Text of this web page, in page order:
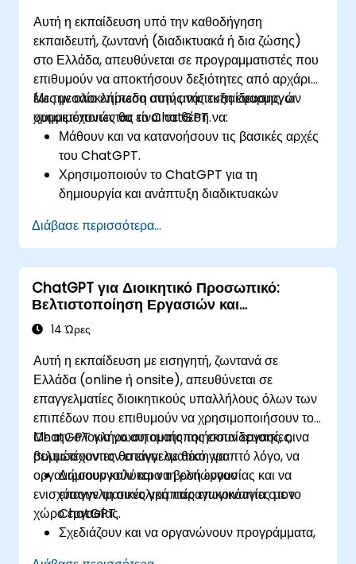
Αυτή η εκπαίδευση υπό την καθοδήγηση
εκπαιδευτή, ζωντανή (διαδικτυακά ή δια ζώσης)
στο Ελλάδα, απευθύνεται σε προγραμματιστές που
επιθυμούν να αποκτήσουν δεξιότητες από αρχάριο
έως μεσαίο επίπεδο στην ανάπτυξη εφαρμογών
χρησιμοποιώντας το ChatGPT.
Με την ολοκλήρωση αυτής της εκπαίδευσης, οι
συμμετέχοντες θα είναι σε θέση να:
Μάθουν και να κατανοήσουν τις βασικές αρχές
του ChatGPT.
Χρησιμοποιούν το ChatGPT για τη
δημιουργία και ανάπτυξη διαδικτυακών
Μάθουν τις βέλτιστες πρακτικές του ChatGPT
και τις πραγματικές εφαρμογές του.
Διάβασε περισσότερα...
ChatGPT για Διοικητικό Προσωπικό:
Βελτιστοποίηση Εργασιών και
Παραγωγικότητα
14 Ώρες
Αυτή η εκπαίδευση με εισηγητή, ζωντανά σε
Ελλάδα (online ή onsite), απευθύνεται σε
επαγγελματίες διοικητικούς υπαλλήλους όλων των
επιπέδων που επιθυμούν να χρησιμοποιήσουν το
ChatGPT για να αυτοματοποιήσουν εργασίες, να
βελτιώσουν τον επαγγελματικό γραπτό λόγο, να
οργανώσουν καλύτερα τη ροή εργασίας και να
ενισχύσουν τη συνολική παραγωγικότητα στον
χώρο εργασίας.
Με την ολοκλήρωση αυτής της εκπαίδευσης, οι
συμμετέχοντες θα είναι σε θέση να:
Δημιουργούν και να βελτιώνουν
επαγγελματικές γραπτές επικοινωνίες με το
ChatGPT.
Σχεδιάζουν και να οργανώνουν προγράμματα,